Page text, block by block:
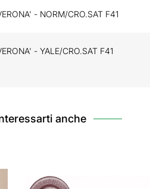
- NORM/CRO.SAT F41
- YALE/CRO.SAT F41
anche